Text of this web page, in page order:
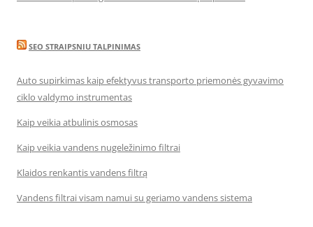
SEO STRAIPSNIU TALPINIMAS
Auto supirkimas kaip efektyvus transporto priemonės gyvavimo
ciklo valdymo instrumentas
Kaip veikia atbulinis osmosas
Kaip veikia vandens nugeležinimo filtrai
Klaidos renkantis vandens filtrą
Vandens filtrai visam namui su geriamo vandens sistema